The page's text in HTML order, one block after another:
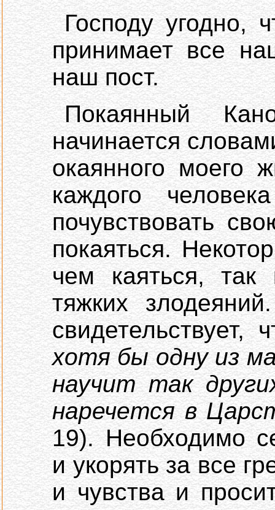
Господу угодно,
принимает все
наш пост.
Покаянный
начинается
окаянного моего
каждого
почувствовать
покаяться.
чем каяться,
тяжких
свидетельствует,
хотя бы одну из
научит так
наречется в
19). Необходимо
и укорять за все
и чувства и